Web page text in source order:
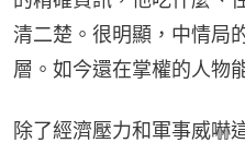
清二楚。很明顯，中情局
層。如今還在掌權的人物
除了經濟壓力和軍事威嚇